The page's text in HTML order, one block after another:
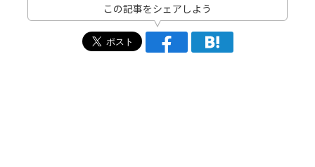
この記事をシェアしよう